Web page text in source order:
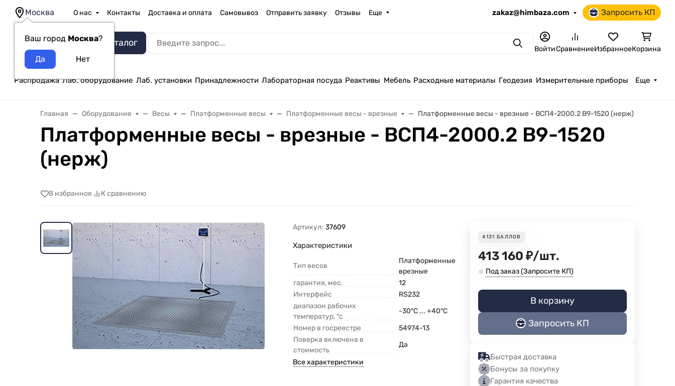
Москва
Ваш город Москва?
О нас Контакты Доставка и оплата Самовывоз Отправить заявку Отзывы Еще zakaz@himbaza.com Запросить КП
Каталог ПоискВойтиСравнениеИзбранноеКорзина
Распродажа Лаб. оборудование Лаб. установки Принадлежности Лабораторная посуда Реактивы Мебель Расходные материалы Геодезия Измерительные приборы Еще
Главная Оборудование Весы Платформенные весы Платформенные весы - врезные Платформенные весы - врезные - ВСП4-2000.2 В9-1520 (нерж)
Платформенные весы - врезные - ВСП4-2000.2 В9-1520
(нерж)
В избранное К сравнению
Артикул: 37609
Характеристики
Тип весов
Платформенные
врезные
гарантия, мес.
12
Интерфейс
RS232
диапазон рабочих
температур, °с
-30°С ... +40°С
Номер в госреестре
54974-13
Поверка включена в
стоимость
Да
Все характеристики
4131 БАЛЛОВ
413 160 ₽/шт.
Под заказ (Запросите КП)
В корзину
Запросить КП
Быстрая доставка
Бонусы за покупку
Гарантия качества